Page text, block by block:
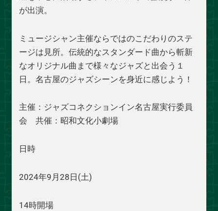
が出演。
ミュージシャン主催ならではのこだわりのステ
ージは見所。伝統的なスタンダード曲から斬新
なオリジナル曲まで様々なジャズと出会う１
日。名古屋のジャズシーンを身近に感じよう！
主催：ジャズコネクションイン名古屋実行委員
会 共催：昭和文化小劇場
日時
2024年9月28日(土)
14時開場